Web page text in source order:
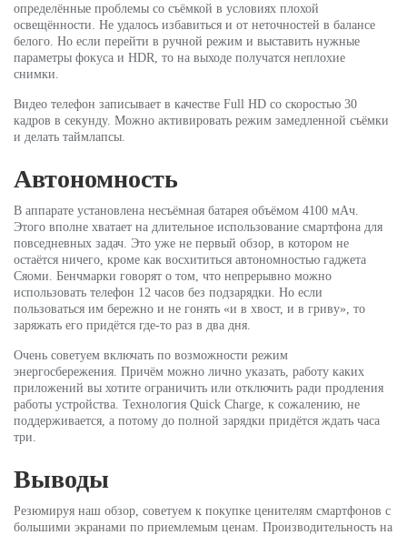
определённые проблемы со съёмкой в условиях плохой
освещённости. Не удалось избавиться и от неточностей в балансе
белого. Но если перейти в ручной режим и выставить нужные
параметры фокуса и HDR, то на выходе получатся неплохие
снимки.
Видео телефон записывает в качестве Full HD со скоростью 30
кадров в секунду. Можно активировать режим замедленной съёмки
и делать таймлапсы.
Автономность
В аппарате установлена несъёмная батарея объёмом 4100 мАч.
Этого вполне хватает на длительное использование смартфона для
повседневных задач. Это уже не первый обзор, в котором не
остаётся ничего, кроме как восхититься автономностью гаджета
Сяоми. Бенчмарки говорят о том, что непрерывно можно
использовать телефон 12 часов без подзарядки. Но если
пользоваться им бережно и не гонять «и в хвост, и в гриву», то
заряжать его придётся где-то раз в два дня.
Очень советуем включать по возможности режим
энергосбережения. Причём можно лично указать, работу каких
приложений вы хотите ограничить или отключить ради продления
работы устройства. Технология Quick Charge, к сожалению, не
поддерживается, а потому до полной зарядки придётся ждать часа
три.
Выводы
Резюмируя наш обзор, советуем к покупке ценителям смартфонов с
большими экранами по приемлемым ценам. Производительность на